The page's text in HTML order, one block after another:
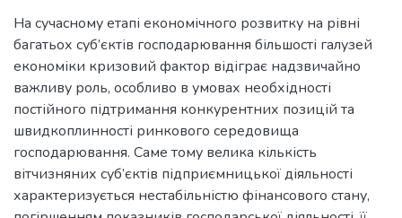
На сучасному етапі економічного розвитку на рівні
багатьох суб’єктів господарювання більшості галузей
економіки кризовий фактор відіграє надзвичайно
важливу роль, особливо в умовах необхідності
постійного підтримання конкурентних позицій та
швидкоплинності ринкового середовища
господарювання. Саме тому велика кількість
вітчизняних суб’єктів підприємницької діяльності
характеризується нестабільністю фінансового стану,